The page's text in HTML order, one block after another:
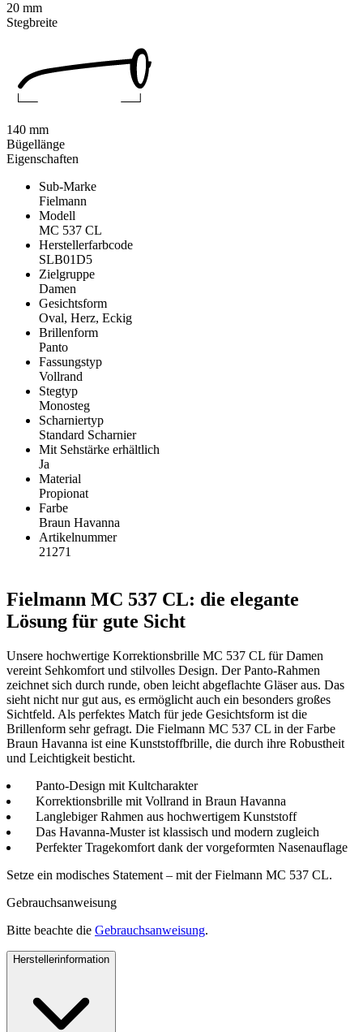
Eigenschaften
Sub-Marke
Fielmann
Modell
MC 537 CL
Herstellerfarbcode
SLB01D5
Zielgruppe
Damen
Gesichtsform
Oval, Herz, Eckig
Brillenform
Panto
Fassungstyp
Vollrand
Stegtyp
Monosteg
Scharniertyp
Standard Scharnier
Mit Sehstärke erhältlich
Ja
Material
Propionat
Farbe
Braun Havanna
Artikelnummer
21271
Fielmann MC 537 CL: die elegante
Lösung für gute Sicht
Unsere hochwertige Korrektionsbrille MC 537 CL für Damen
vereint Sehkomfort und stilvolles Design. Der Panto-Rahmen
zeichnet sich durch runde, oben leicht abgeflachte Gläser aus. Das
sieht nicht nur gut aus, es ermöglicht auch ein besonders großes
Sichtfeld. Als perfektes Match für jede Gesichtsform ist die
Brillenform sehr gefragt. Die Fielmann MC 537 CL in der Farbe
Braun Havanna ist eine Kunststoffbrille, die durch ihre Robustheit
und Leichtigkeit besticht.
Panto-Design mit Kultcharakter
Korrektionsbrille mit Vollrand in Braun Havanna
Langlebiger Rahmen aus hochwertigem Kunststoff
Das Havanna-Muster ist klassisch und modern zugleich
Perfekter Tragekomfort dank der vorgeformten Nasenauflage
Setze ein modisches Statement – mit der Fielmann MC 537 CL.
Gebrauchsanweisung
Bitte beachte die Gebrauchsanweisung.
Herstellerinformation
20 mm
Stegbreite
140 mm
Bügellänge